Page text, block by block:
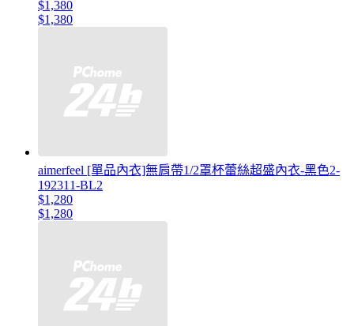
$1,380
$1,380
aimerfeel [單品內衣]無肩帶1/2罩杯蕾絲超盛內衣-黑色2-
192311-BL2
$1,280
$1,280